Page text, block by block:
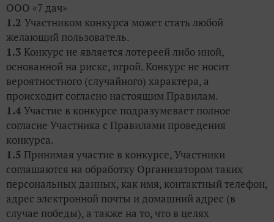
ООО «7 дач»
1.2 Участником конкурса может стать любой
желающий пользователь.
1.3 Конкурс не является лотереей либо иной,
основанной на риске, игрой. Конкурс не носит
вероятностного (случайного) характера, а
происходит согласно настоящим Правилам.
1.4Участие в конкурсе подразумевает полное
согласие Участника с Правилами проведения
конкурса.
1.5 Принимая участие в конкурсе, Участники
соглашаются на обработку Организатором таких
персональных данных, как имя, контактный телефон,
адрес электронной почты и домашний адрес (в
случае победы), а также на то, что в целях